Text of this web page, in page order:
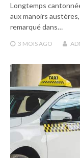
Longtemps
aux manoirs
remarqué dans…
3 MOISAGO